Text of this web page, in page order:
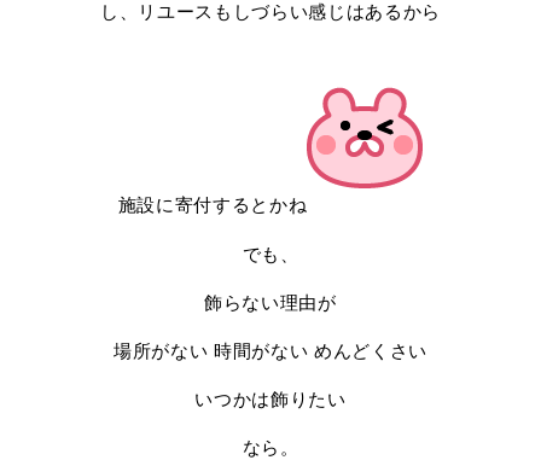
し、リユースもしづらい感じはあるから
施設に寄付するとかね
でも、
飾らない理由が
場所がない 時間がない めんどくさい
いつかは飾りたい
なら。